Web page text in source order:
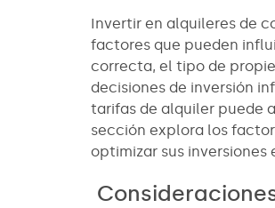
Invertir en alquileres de
factores que pueden
correcta, el tipo de
decisiones de inversión
tarifas de alquiler puede
sección explora los
optimizar sus